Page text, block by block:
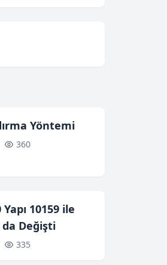
Yöntemi
360
10159 ile
da Değişti
335